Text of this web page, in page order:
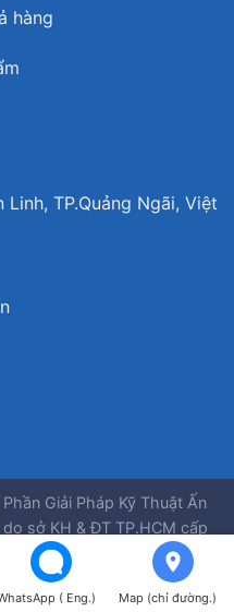
hàng
TP.Quảng Ngãi, Việt
Giải Pháp Kỹ Thuật Ấn
sở KH & ĐT TP.HCM cấp
2010
( Eng.) Map (chỉ đường.)